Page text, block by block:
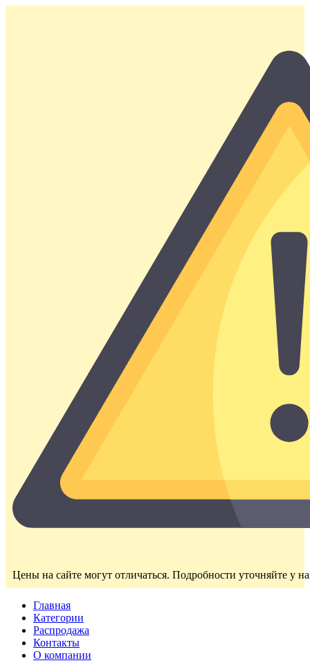
Цены на сайте могут отличаться. Подробности уточняйте у
Главная
Категории
Распродажа
Контакты
О компании